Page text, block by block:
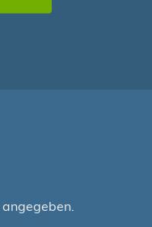
angegeben.